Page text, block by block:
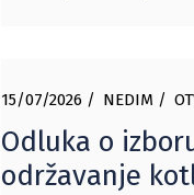
15/07/2026 NEDIM
Odluka o
održavanje